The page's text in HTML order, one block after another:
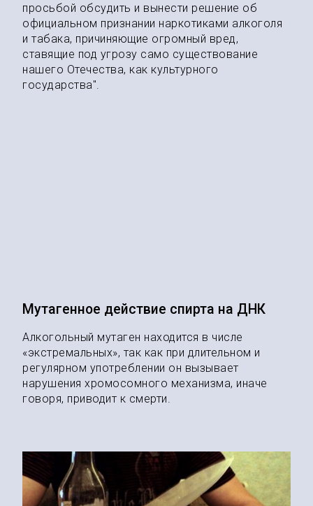
просьбой обсудить и вынести решение об
официальном признании наркотиками алкоголя
и табака, причиняющие огромный вред,
ставящие под угрозу само существование
нашего Отечества, как культурного
государства".
Мутагенное действие спирта на ДНК
Алкогольный мутаген находится в числе
«экстремальных», так как при длительном и
регулярном употреблении он вызывает
нарушения хромосомного механизма, иначе
говоря, приводит к смерти.